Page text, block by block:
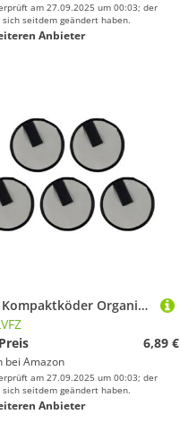
am 27.09.2025 um 00:03; der
sich seitdem geändert haben.
Anbieter
SELVFZ Kompaktköder Organisatorenbeutel Kompatibilität Mit Mehreren Köderstilen Einfacher Zugang Für Angelbegeisterte Kompakte Fischereiausrüstungsschutzschutz
6,89 €
bei Amazon
am 27.09.2025 um 00:03; der
sich seitdem geändert haben.
Anbieter